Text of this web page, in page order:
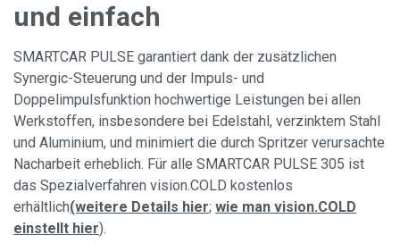
und einfach
SMARTCAR PULSE garantiert dank der zusätzlichen
Synergic-Steuerung und der Impuls- und
Doppelimpulsfunktion hochwertige Leistungen bei allen
Werkstoffen, insbesondere bei Edelstahl, verzinktem Stahl
und Aluminium, und minimiert die durch Spritzer verursachte
Nacharbeit erheblich. Für alle SMARTCAR PULSE 305 ist
das Spezialverfahren vision.COLD kostenlos
erhältlich(weitere Details hier; wie man vision.COLD
einstellt hier).